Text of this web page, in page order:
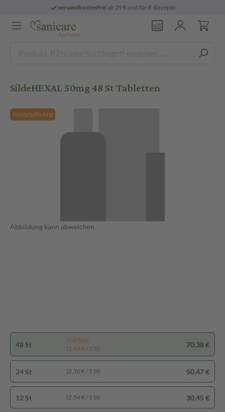
versandkostenfreiab 29 € und für E-Rezepte
SildeHEXAL 50mg 48 St Tabletten
Rezeptpflichtig
Abbildung kann abweichen
48 St
Spartipp
(1,47 € / 1 St)
70,38 €
24 St (2,10 € / 1 St) 50,47 €
12 St (2,54 € / 1 St) 30,45 €